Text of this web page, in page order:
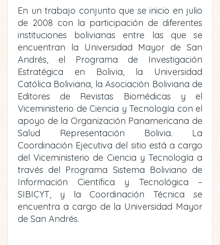
En un trabajo conjunto que se inicio en julio
de 2008 con la participación de diferentes
instituciones bolivianas entre las que se
encuentran la Universidad Mayor de San
Andrés, el Programa de Investigación
Estratégica en Bolivia, la Universidad
Católica Boliviana, la Asociación Boliviana de
Editores de Revistas Biomédicas y el
Viceministerio de Ciencia y Tecnología con el
apoyo de la Organización Panamericana de
Salud Representación Bolivia. La
Coordinación Ejecutiva del sitio está a cargo
del Viceministerio de Ciencia y Tecnología a
través del Programa Sistema Boliviano de
Información Científica y Tecnológica –
SIBICYT, y la Coordinación Técnica se
encuentra a cargo de la Universidad Mayor
de San Andrés.